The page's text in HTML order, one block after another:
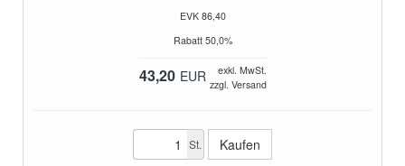
EVK 86,40
Rabatt 50,0%
43,20 EUR
exkl. MwSt.
zzgl. Versand
St.